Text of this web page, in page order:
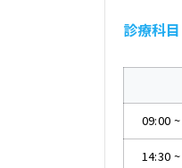
診療科目
09:00 ~
14:30 ~